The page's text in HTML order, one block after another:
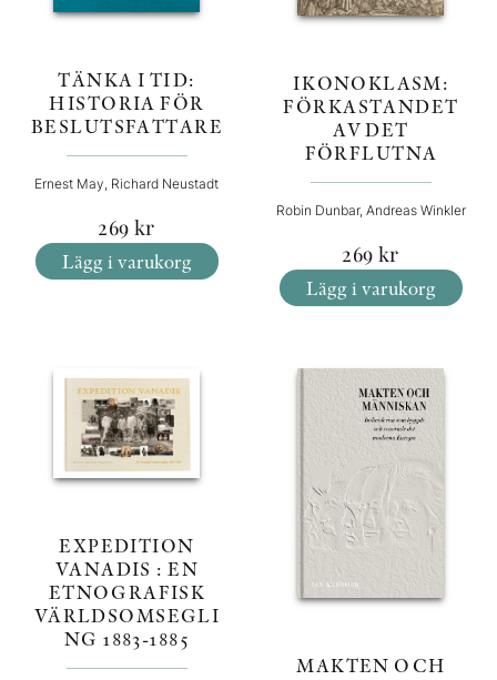
TÄNKA I TID:
HISTORIA FÖR
BESLUTSFATTARE
Ernest May, Richard Neustadt
269 kr
Lägg i varukorg
IKONOKLASM:
FÖRKASTANDET
AV DET
FÖRFLUTNA
Robin Dunbar, Andreas Winkler
269 kr
Lägg i varukorg
EXPEDITION
VANADIS : EN
ETNOGRAFISK
VÄRLDSOMSEGLI
NG 1883-1885
MAKTEN OCH